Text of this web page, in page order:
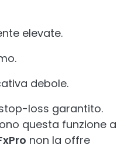
elevate.
debole.
loss garantito.
questa funzione a
non la offre